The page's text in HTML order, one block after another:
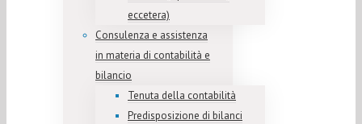
eccetera)
Consulenza e assistenza
in materia di contabilità e
bilancio
Tenuta della contabilità
Predisposizione di bilanci